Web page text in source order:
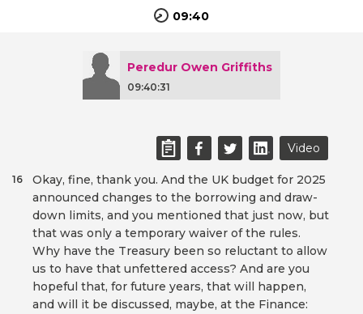
09:40
Peredur Owen Griffiths
09:40:31
Video
Okay, fine, thank you. And the UK budget for 2025
announced changes to the borrowing and draw-
down limits, and you mentioned that just now, but
that was only a temporary waiver of the rules.
Why have the Treasury been so reluctant to allow
us to have that unfettered access? And are you
hopeful that, for future years, that will happen,
and will it be discussed, maybe, at the Finance:
16